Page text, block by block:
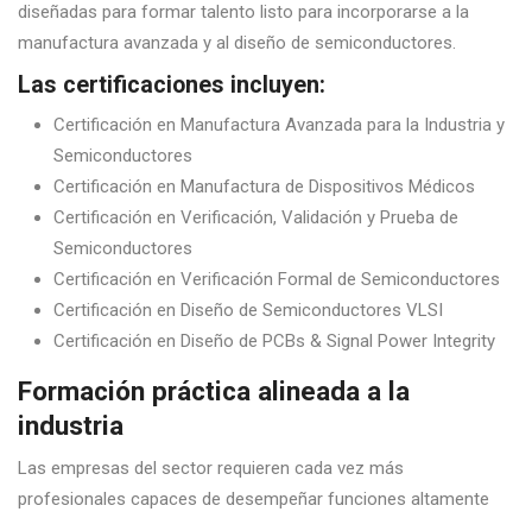
diseñadas para formar talento listo para incorporarse a la
manufactura avanzada y al diseño de semiconductores.
Las certificaciones incluyen:
Certificación en Manufactura Avanzada para la Industria y
Semiconductores
Certificación en Manufactura de Dispositivos Médicos
Certificación en Verificación, Validación y Prueba de
Semiconductores
Certificación en Verificación Formal de Semiconductores
Certificación en Diseño de Semiconductores VLSI
Certificación en Diseño de PCBs & Signal Power Integrity
Formación práctica alineada a la
industria
Las empresas del sector requieren cada vez más
profesionales capaces de desempeñar funciones altamente